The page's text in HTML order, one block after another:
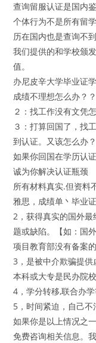
查询留服认证是国内
个体行为不是所有留
历在国内也是查询不
我们提供的和学校颁
值。
办尼皮辛大学毕业证
成绩不理想怎么办？
２：找工作没有文凭
３：打算回国了，找
到认证。又该怎么办
如果你回国在学历认
诚为你解决认证瓶颈
所有材料真实.但资料
雅思，成绩单丶毕业
2，获得真实的国外
题或缺陷。【如：国
项目教育部没有备案
3，是被中介欺骗提
本科或大专是民办院
4，学分转移,联合办
5，时间紧迫，自己不
如果你是以上情况之
免费咨询相关信息。